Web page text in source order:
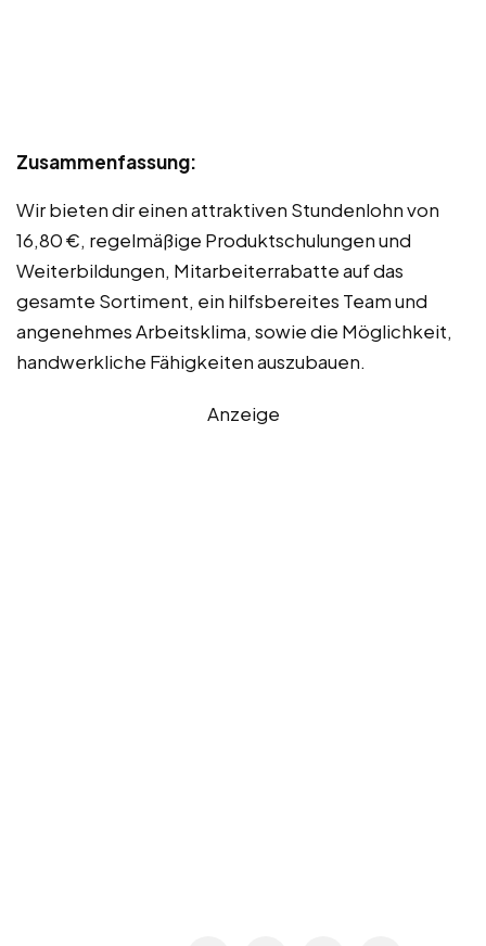
Zusammenfassung:
Wir bieten dir einen attraktiven Stundenlohn von
16,80 €, regelmäßige Produktschulungen und
Weiterbildungen, Mitarbeiterrabatte auf das
gesamte Sortiment, ein hilfsbereites Team und
angenehmes Arbeitsklima, sowie die Möglichkeit,
handwerkliche Fähigkeiten auszubauen.
Anzeige